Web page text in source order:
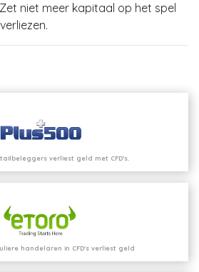
niet meer kapitaal op het spel
verliest geld met CFD’s.
handelaren in CFD's verliest geld